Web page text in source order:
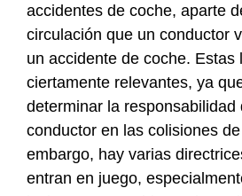
accidentes de coche, aparte
circulación que un conductor
un accidente de coche. Estas
ciertamente relevantes, ya
determinar la responsabilidad
conductor en las colisiones
embargo, hay varias
entran en juego,